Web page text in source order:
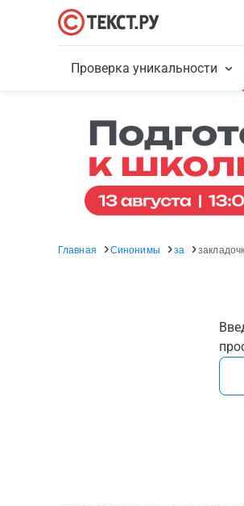
Проверка уникальности
Главная Синонимы за